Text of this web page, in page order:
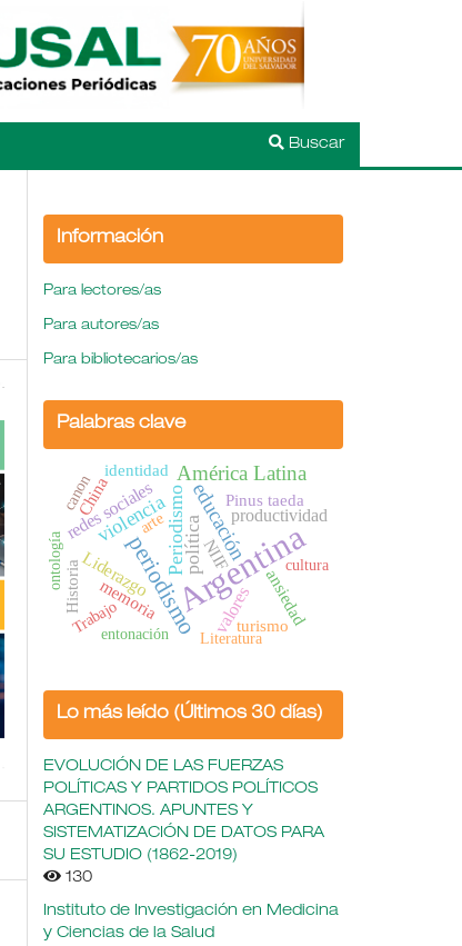
Buscar
Información
Para lectores/as
Para autores/as
Para bibliotecarios/as
Palabras clave
Argentina
periodismo
educación
América Latina
Periodismopolítica
violencia
Liderazgo
redes sociales
valores
productividad
China
ansiedad
Historia
Pinus taeda
memoria
turismo
identidad
NIIF
entonación Literatura
canon
Trabajo
ontología
arte
cultura
Lo más leído (Últimos 30 días)
EVOLUCIÓN DE LAS FUERZAS
POLÍTICAS Y PARTIDOS POLÍTICOS
ARGENTINOS. APUNTES Y
SISTEMATIZACIÓN DE DATOS PARA
SU ESTUDIO (1862-2019)
130
Instituto de Investigación en Medicina
y Ciencias de la Salud